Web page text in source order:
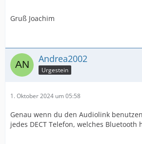
Gruß Joachim
Andrea2002
Urgestein
1. Oktober 2024 um 05:58
Genau wenn du den Audiolink
jedes DECT Telefon, welches Bluetooth